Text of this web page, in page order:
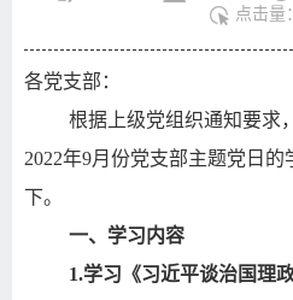
点击量：
各党支部：
根据上级党组织通知要求
2022年9月份党支部主题党日的
下。
一、学习内容
1.学习《习近平谈治国理